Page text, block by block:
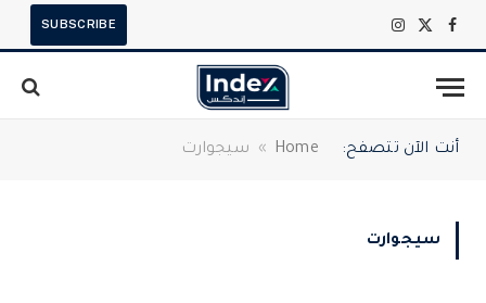
فيسبوك
X
الانستغرام
SUBSCRIBE
أنت الآن تتصفح: Home
» سيجوارت
سيجوارت